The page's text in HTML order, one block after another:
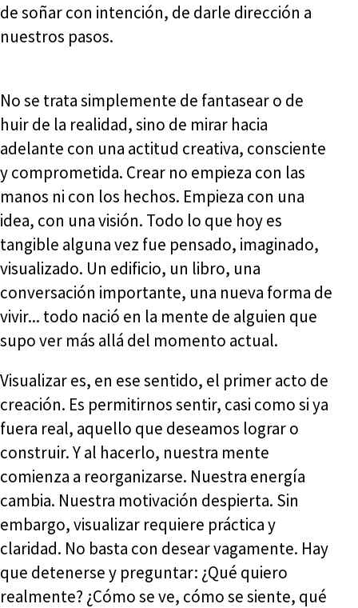
de soñar con intención, de darle dirección a
nuestros pasos.
No se trata simplemente de fantasear o de
huir de la realidad, sino de mirar hacia
adelante con una actitud creativa, consciente
y comprometida. Crear no empieza con las
manos ni con los hechos. Empieza con una
idea, con una visión. Todo lo que hoy es
tangible alguna vez fue pensado, imaginado,
visualizado. Un edificio, un libro, una
conversación importante, una nueva forma de
vivir... todo nació en la mente de alguien que
supo ver más allá del momento actual.
Visualizar es, en ese sentido, el primer acto de
creación. Es permitirnos sentir, casi como si ya
fuera real, aquello que deseamos lograr o
construir. Y al hacerlo, nuestra mente
comienza a reorganizarse. Nuestra energía
cambia. Nuestra motivación despierta. Sin
embargo, visualizar requiere práctica y
claridad. No basta con desear vagamente. Hay
que detenerse y preguntar: ¿Qué quiero
realmente? ¿Cómo se ve, cómo se siente, qué